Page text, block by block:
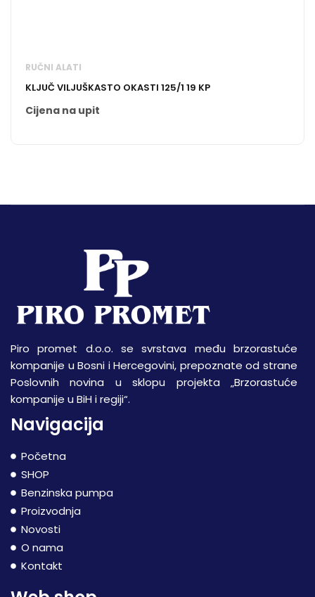
RUČNI ALATI
KLJUČ VILJUŠKASTO OKASTI 125/1 19 KP
Cijena na upit
Piro promet d.o.o. se svrstava među brzorastuće
kompanije u Bosni i Hercegovini, prepoznate od strane
Poslovnih novina u sklopu projekta „Brzorastuće
kompanije u BiH i regiji“.
Navigacija
Početna
SHOP
Benzinska pumpa
Proizvodnja
Novosti
O nama
Kontakt